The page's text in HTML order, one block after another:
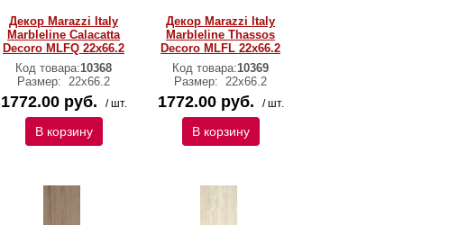
Декор Marazzi Italy
Marbleline Calacatta
Decoro MLFQ 22х66.2
Код товара:10368
Размер: 22х66.2
1772.00 руб. / шт.
В корзину
Декор Marazzi Italy
Marbleline Thassos
Decoro MLFL 22х66.2
Код товара:10369
Размер: 22х66.2
1772.00 руб. / шт.
В корзину